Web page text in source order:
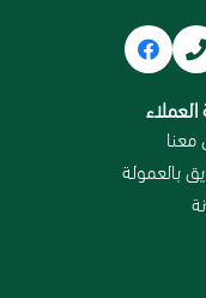
معنا
بالعمولة